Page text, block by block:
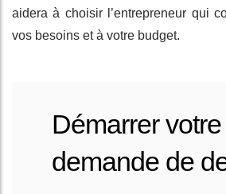
aidera à choisir l’entrepreneur qui
vos besoins et à votre budget.
Démarrer votre
demande de